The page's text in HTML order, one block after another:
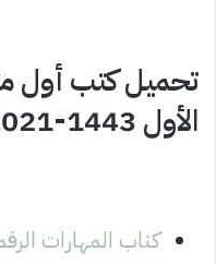
تحميل كتب أول
الأول 1443-2021
كتاب المهارات